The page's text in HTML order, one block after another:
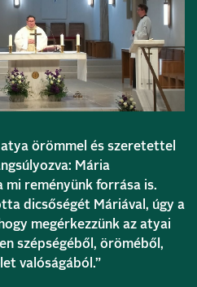
örömmel és szeretettel
Mária
reményünk forrása is.
dicsőségét Máriával, úgy a
megérkezzünk az atyai
szépségéből, öröméből,
valóságából.”